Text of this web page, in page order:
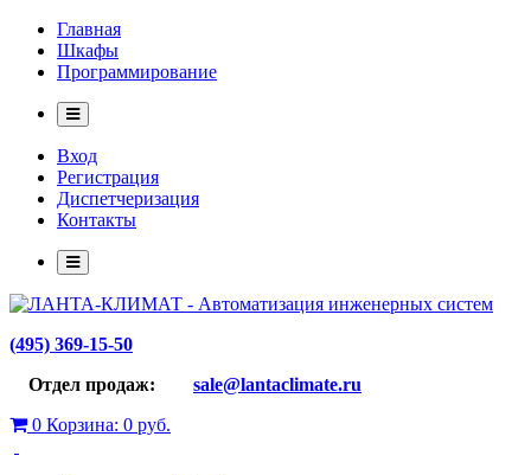
Главная
Шкафы
Программирование
Вход
Регистрация
Диспетчеризация
Контакты
(495) 369-15-50
Отдел продаж: sale@lantaclimate.ru
0 Корзина: 0 руб.